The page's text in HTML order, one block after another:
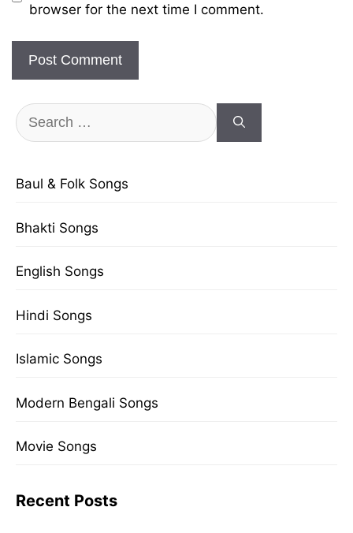
browser for the next time I comment.
Search
for:
Baul & Folk Songs
Bhakti Songs
English Songs
Hindi Songs
Islamic Songs
Modern Bengali Songs
Movie Songs
Recent Posts